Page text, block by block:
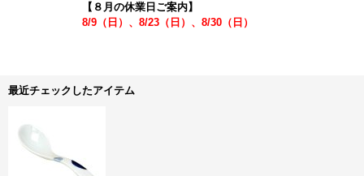
【８月の休業日ご案内】
8/9（日）、8/23（日）、8/30（日）
最近チェックしたアイテム